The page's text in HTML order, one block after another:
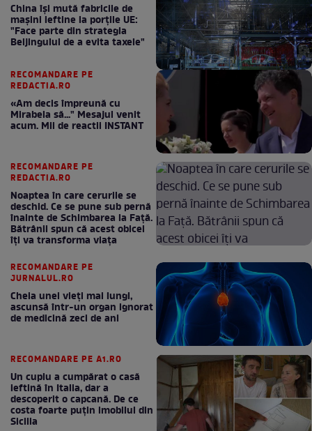
China își mută fabricile de
mașini ieftine la porțile UE:
"Face parte din strategia
Beijingului de a evita taxele"
RECOMANDARE PE
REDACTIA.RO
«Am decis împreună cu
Mirabela să..." Mesajul venit
acum. Mii de reactii INSTANT
RECOMANDARE PE
REDACTIA.RO
Noaptea în care cerurile se
deschid. Ce se pune sub pernă
înainte de Schimbarea la Față.
Bătrânii spun că acest obicei
îți va transforma viața
RECOMANDARE PE
JURNALUL.RO
Cheia unei vieți mai lungi,
ascunsă într-un organ ignorat
de medicină zeci de ani
RECOMANDARE PE A1.RO
Un cuplu a cumpărat o casă
ieftină în Italia, dar a
descoperit o capcană. De ce
costa foarte puțin imobilul din
Sicilia